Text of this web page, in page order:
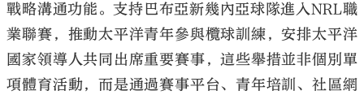
戰略溝通功能。支持巴布亞新幾內亞球隊進入NRL職
業聯賽，推動太平洋青年參與欖球訓練，安排太平洋
國家領導人共同出席重要賽事，這些舉措並非個別單
項體育活動，而是通過賽事平台、青年培訓、社區網